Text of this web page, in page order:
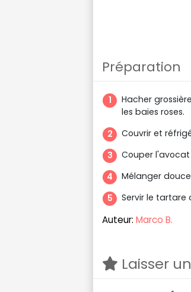
Préparation
Hacher
les baies roses.
Couvrir et
Couper
Mélanger
Servir le tartare
Auteur: Marco B.
Laisser